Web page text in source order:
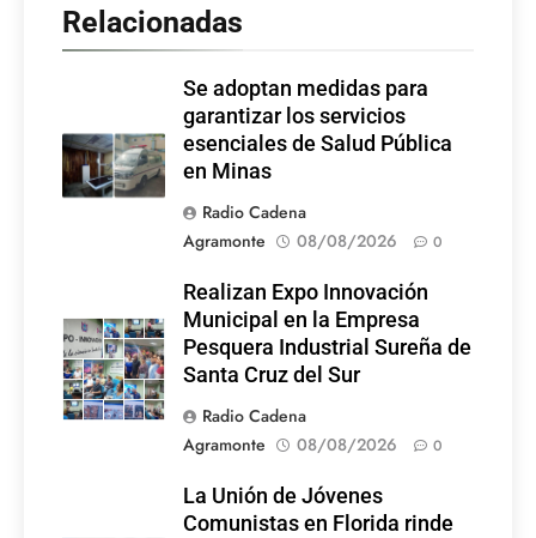
Relacionadas
Se adoptan medidas para
garantizar los servicios
esenciales de Salud Pública
en Minas
Radio Cadena
Agramonte
08/08/2026 0
Realizan Expo Innovación
Municipal en la Empresa
Pesquera Industrial Sureña de
Santa Cruz del Sur
Radio Cadena
Agramonte
08/08/2026 0
La Unión de Jóvenes
Comunistas en Florida rinde